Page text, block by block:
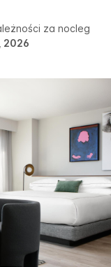
za nocleg
2026